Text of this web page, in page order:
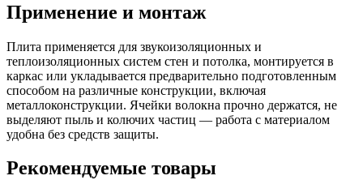
Применение и монтаж
Плита применяется для звукоизоляционных и
теплоизоляционных систем стен и потолка, монтируется в
каркас или укладывается предварительно подготовленным
способом на различные конструкции, включая
металлоконструкции. Ячейки волокна прочно держатся, не
выделяют пыль и колючих частиц — работа с материалом
удобна без средств защиты.
Рекомендуемые товары